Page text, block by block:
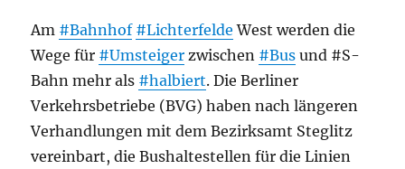
Am #Bahnhof #Lichterfelde West werden die
Wege für #Umsteiger zwischen #Bus und #S-
Bahn mehr als #halbiert. Die Berliner
Verkehrsbetriebe (BVG) haben nach längeren
Verhandlungen mit dem Bezirksamt Steglitz
vereinbart, die Bushaltestellen für die Linien